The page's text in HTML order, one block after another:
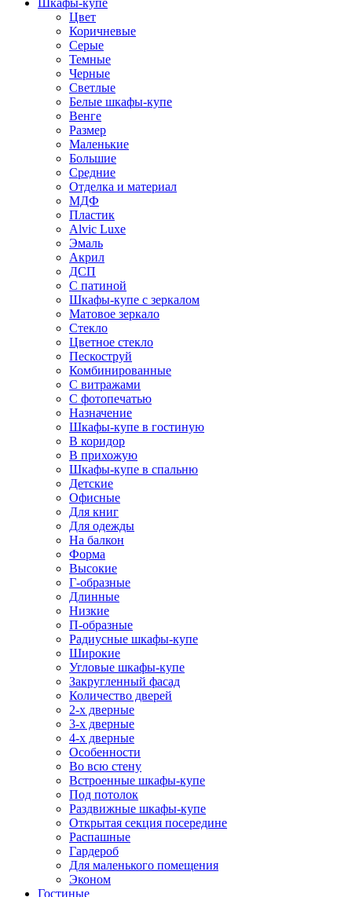
Шкафы-купе
Цвет
Коричневые
Серые
Темные
Черные
Светлые
Белые шкафы-купе
Венге
Размер
Маленькие
Большие
Средние
Отделка и материал
МДФ
Пластик
Alvic Luxe
Эмаль
Акрил
ДСП
С патиной
Шкафы-купе с зеркалом
Матовое зеркало
Стекло
Цветное стекло
Пескоструй
Комбинированные
С витражами
С фотопечатью
Назначение
Шкафы-купе в гостиную
В коридор
В прихожую
Шкафы-купе в спальню
Детские
Офисные
Для книг
Для одежды
На балкон
Форма
Высокие
Г-образные
Длинные
Низкие
П-образные
Радиусные шкафы-купе
Широкие
Угловые шкафы-купе
Закругленный фасад
Количество дверей
2-х дверные
3-х дверные
4-х дверные
Особенности
Во всю стену
Встроенные шкафы-купе
Под потолок
Раздвижные шкафы-купе
Открытая секция посередине
Распашные
Гардероб
Для маленького помещения
Эконом
Гостиные